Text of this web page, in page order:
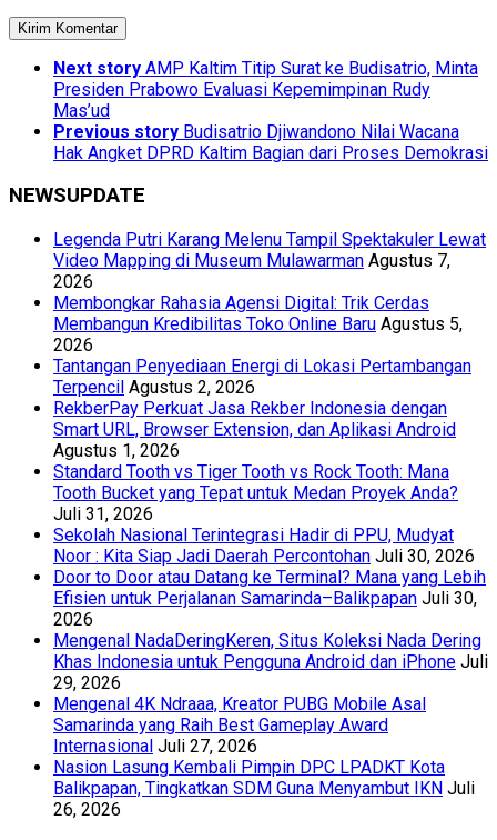
Next story AMP Kaltim Titip Surat ke Budisatrio, Minta
Presiden Prabowo Evaluasi Kepemimpinan Rudy
Mas’ud
Previous story Budisatrio Djiwandono Nilai Wacana
Hak Angket DPRD Kaltim Bagian dari Proses Demokrasi
NEWSUPDATE
Legenda Putri Karang Melenu Tampil Spektakuler Lewat
Video Mapping di Museum Mulawarman Agustus 7,
2026
Membongkar Rahasia Agensi Digital: Trik Cerdas
Membangun Kredibilitas Toko Online Baru Agustus 5,
2026
Tantangan Penyediaan Energi di Lokasi Pertambangan
Terpencil Agustus 2, 2026
RekberPay Perkuat Jasa Rekber Indonesia dengan
Smart URL, Browser Extension, dan Aplikasi Android
Agustus 1, 2026
Standard Tooth vs Tiger Tooth vs Rock Tooth: Mana
Tooth Bucket yang Tepat untuk Medan Proyek Anda?
Juli 31, 2026
Sekolah Nasional Terintegrasi Hadir di PPU, Mudyat
Noor : Kita Siap Jadi Daerah Percontohan Juli 30, 2026
Door to Door atau Datang ke Terminal? Mana yang Lebih
Efisien untuk Perjalanan Samarinda–Balikpapan Juli 30,
2026
Mengenal NadaDeringKeren, Situs Koleksi Nada Dering
Khas Indonesia untuk Pengguna Android dan iPhone Juli
29, 2026
Mengenal 4K Ndraaa, Kreator PUBG Mobile Asal
Samarinda yang Raih Best Gameplay Award
Internasional Juli 27, 2026
Nasion Lasung Kembali Pimpin DPC LPADKT Kota
Balikpapan, Tingkatkan SDM Guna Menyambut IKN Juli
26, 2026